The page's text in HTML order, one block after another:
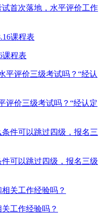
首次落地，水平评价工作
课程表
评价三级考试吗？“经认定
可以跳过四级，报名三级
工作经验吗？